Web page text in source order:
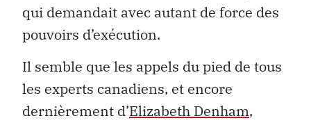
qui demandait avec autant de force des
pouvoirs d’exécution.
Il semble que les appels du pied de tous
les experts canadiens, et encore
dernièrement d’Elizabeth Denham,